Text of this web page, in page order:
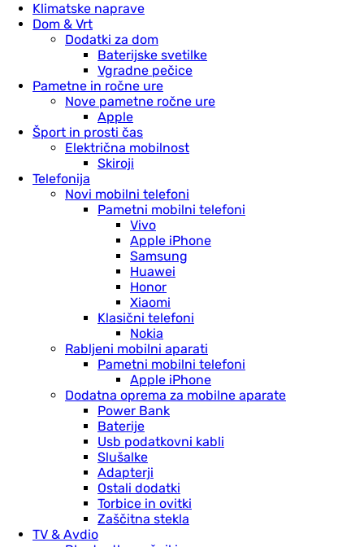
Klimatske naprave
Dom & Vrt
Dodatki za dom
Baterijske svetilke
Vgradne pečice
Pametne in ročne ure
Nove pametne ročne ure
Apple
Šport in prosti čas
Električna mobilnost
Skiroji
Telefonija
Novi mobilni telefoni
Pametni mobilni telefoni
Vivo
Apple iPhone
Samsung
Huawei
Honor
Xiaomi
Klasični telefoni
Nokia
Rabljeni mobilni aparati
Pametni mobilni telefoni
Apple iPhone
Dodatna oprema za mobilne aparate
Power Bank
Baterije
Usb podatkovni kabli
Slušalke
Adapterji
Ostali dodatki
Torbice in ovitki
Zaščitna stekla
TV & Avdio